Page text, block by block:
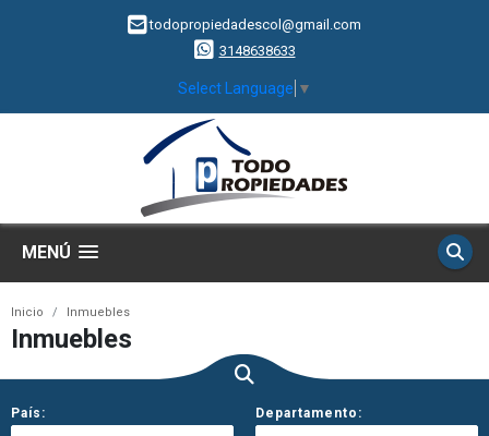
todopropiedadescol@gmail.com
3148638633
Select Language ▼
MENÚ
Inicio Inmuebles
Inmuebles
País: Departamento: